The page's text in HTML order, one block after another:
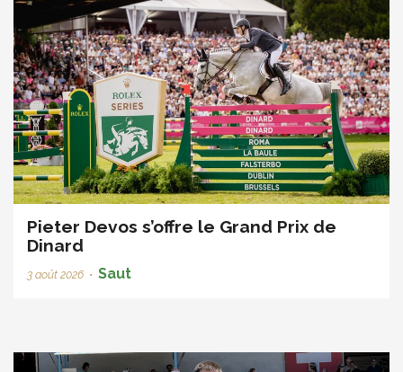
Pieter Devos s’offre le Grand Prix de
Dinard
3 août 2026 • Saut